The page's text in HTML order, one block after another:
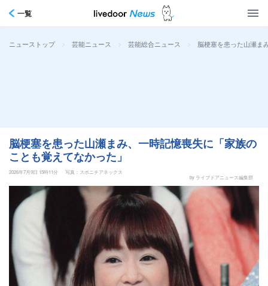
一覧
ニューストップ > 芸能ニュース > 芸能総合ニュース > 脳梗塞を患った山瀬ま
脳梗塞を患った山瀬まみ、一時記憶喪失に「家族の
ことも覚えてなかった」
2026年7月9日 15時11分
写真：スポニチアネックス
by ライブドアニュース編集部